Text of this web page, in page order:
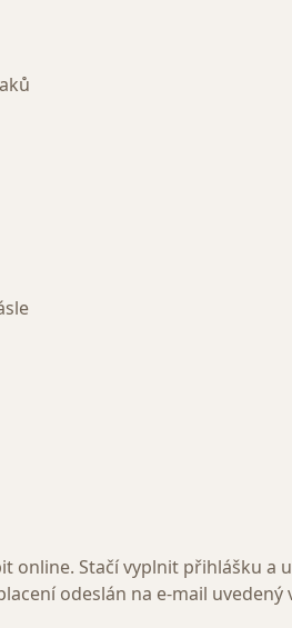
online. Stačí vyplnit přihlášku
odeslán na e-mail uvedený